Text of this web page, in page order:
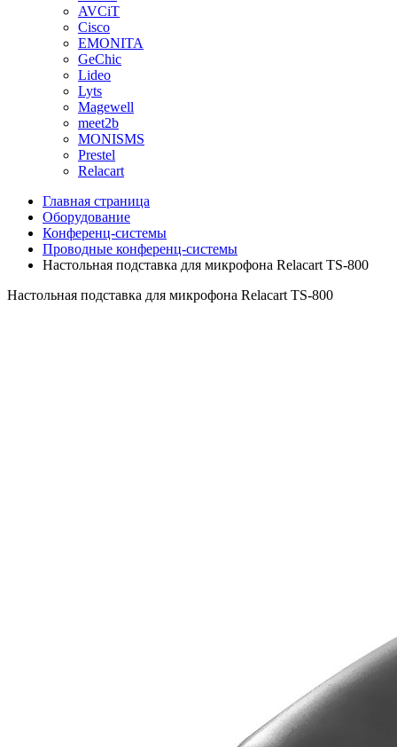
AVCiT
Cisco
EMONITA
GeChic
Lideo
Lyts
Magewell
meet2b
MONISMS
Prestel
Relacart
Главная страница
Оборудование
Конференц-системы
Проводные конференц-системы
Настольная подставка для микрофона Relacart TS-800
Настольная подставка для микрофона Relacart TS-800